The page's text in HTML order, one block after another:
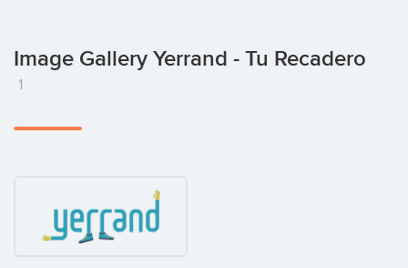
Image Gallery Yerrand - Tu Recadero
1